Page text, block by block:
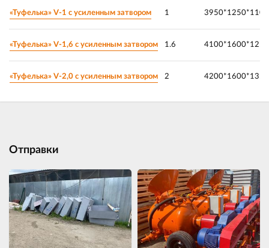
«Туфелька» V-1 с усиленным затвором 1 3950*1250*1100
«Туфелька» V-1,6 с усиленным затвором 1.6 4100*1600*1250
«Туфелька» V-2,0 с усиленным затвором 2 4200*1600*1350
Отправки